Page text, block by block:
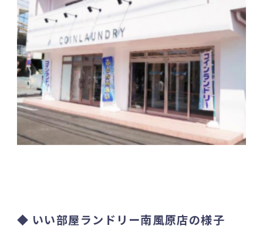
◆ いい部屋ランドリー南風原店の様子